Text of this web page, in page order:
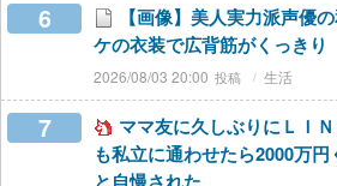
6
【画像】美人実力派声優
ケの衣装で広背筋がくっきり
2026/08/03 20:00 生活
7
ママ友に久しぶりにＬＩ
も私立に通わせたら2000万円